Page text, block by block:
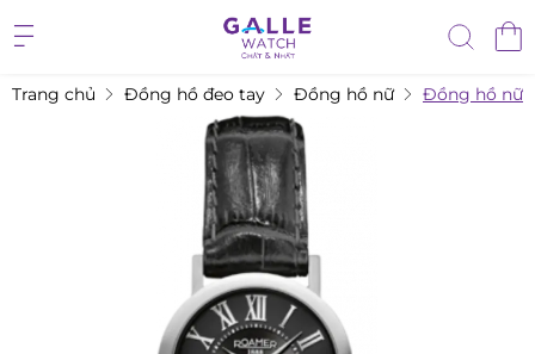
Trang chủ Đồng hồ đeo tay Đồng hồ nữ Đồng hồ nữ